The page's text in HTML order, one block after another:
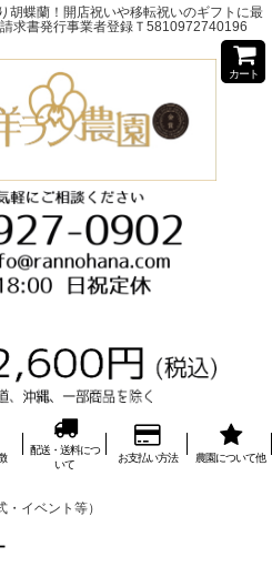
胡蝶蘭！開店祝いや移転祝いのギフトに最
求書発行事業者登録Ｔ5810972740196
カート
配送・送料につ
いて
お支払い方法 農園について他
イベント等）